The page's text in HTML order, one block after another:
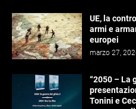
UE, la
armi e
europei
marzo 27,
“2050 – La
Tonini e